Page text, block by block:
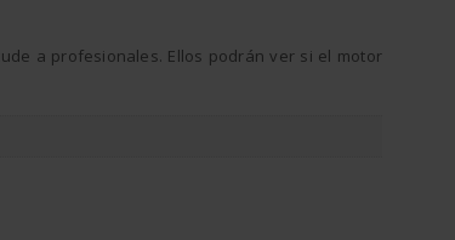
a profesionales. Ellos podrán ver si el motor